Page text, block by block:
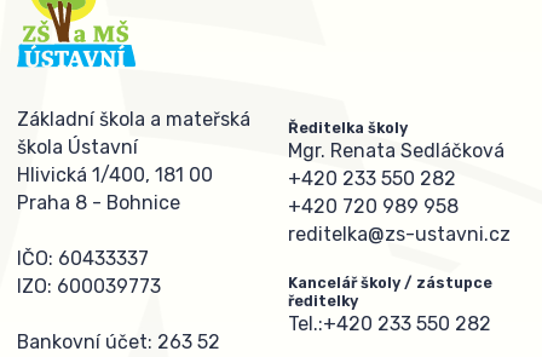
Základní škola a mateřská
škola Ústavní
Hlivická 1/400, 181 00
Praha 8 - Bohnice
IČO: 60433337
IZO: 600039773
Bankovní účet: 263 52
Ředitelka školy
Mgr. Renata Sedláčková
+420 233 550 282
+420 720 989 958
reditelka@zs-ustavni.cz
Kancelář školy / zástupce
ředitelky
Tel.:+420 233 550 282